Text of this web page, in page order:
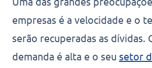
empresas é a velocidade e o
serão recuperadas as dívidas.
demanda é alta e o seu setor